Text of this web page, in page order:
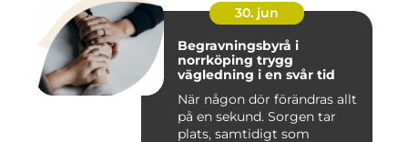
30. jun
Begravningsbyrå i
norrköping trygg
vägledning i en svår tid
När någon dör förändras allt
på en sekund. Sorgen tar
plats, samtidigt som